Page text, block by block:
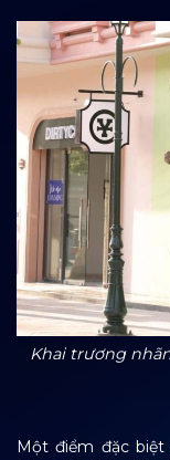
Khai trương
Một điểm đặc